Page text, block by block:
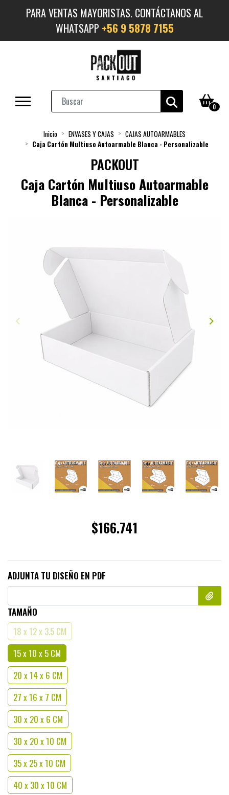
PARA VENTAS MAYORISTAS. CONTÁCTANOS AL
WHATSAPP +56 9 5878 7155
0
Inicio ENVASES Y CAJAS
CAJAS AUTOARMABLES
Caja Cartón Multiuso Autoarmable Blanca - Personalizable
PACKOUT
Caja Cartón Multiuso Autoarmable
Blanca - Personalizable
$166.741
ADJUNTA TU DISEÑO EN PDF
TAMAÑO
18 x 12 x 3.5 CM
15 x 10 x 5 CM
20 x 14 x 6 CM
27 x 16 x 7 CM
30 x 20 x 6 CM
30 x 20 x 10 CM
35 x 25 x 10 CM
40 x 30 x 10 CM